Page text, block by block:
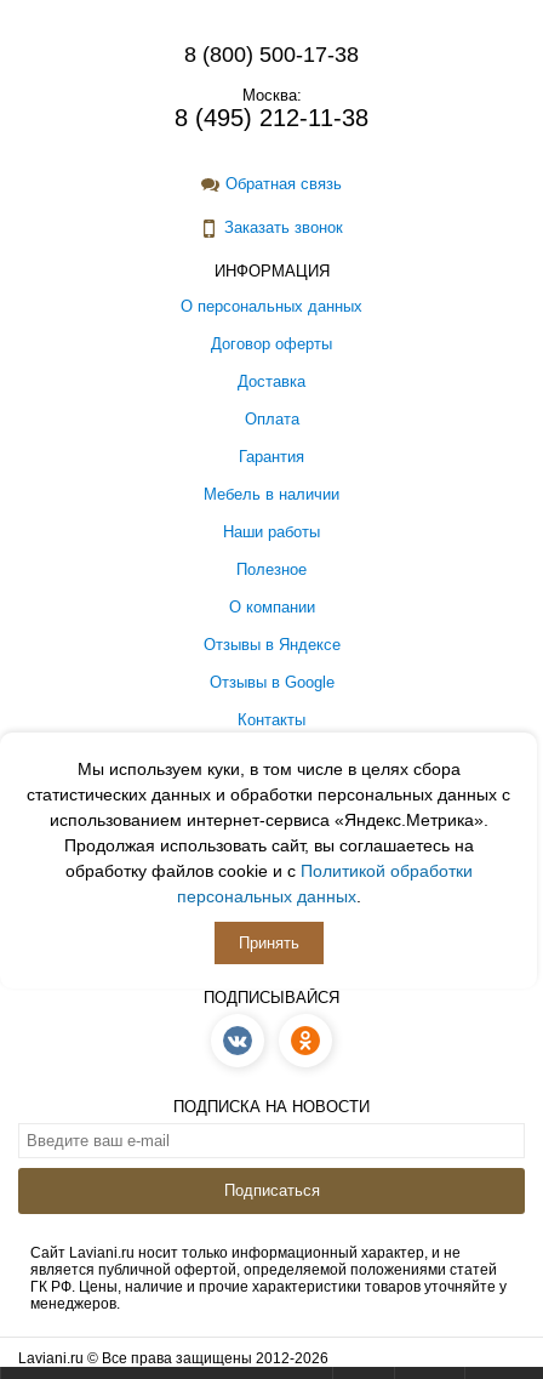
Мы используем куки, в том числе в целях сбора
статистических данных и обработки персональных данных с
использованием интернет-сервиса «Яндекс.Метрика».
Продолжая использовать сайт, вы соглашаетесь на
обработку файлов cookie и с Политикой обработки
персональных данных.
Принять
8 (800) 500-17-38
Москва:
8 (495) 212-11-38
Обратная связь
Заказать звонок
ИНФОРМАЦИЯ
О персональных данных
Договор оферты
Доставка
Оплата
Гарантия
Мебель в наличии
Наши работы
Полезное
О компании
Отзывы в Яндексе
Отзывы в Google
Контакты
Принимаем к оплате
ПОДПИСЫВАЙСЯ
ПОДПИСКА НА НОВОСТИ
Подписаться
Сайт Laviani.ru носит только информационный характер, и не
является публичной офертой, определяемой положениями статей
ГК РФ. Цены, наличие и прочие характеристики товаров уточняйте у
менеджеров.
Laviani.ru © Все права защищены 2012-2026